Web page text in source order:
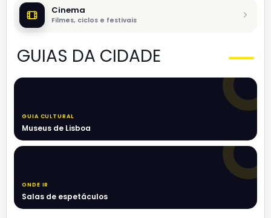
Cinema
Filmes, ciclos e festivais
GUIAS DA CIDADE
GUIA CULTURAL
Museus de Lisboa
ONDE IR
Salas de espetáculos